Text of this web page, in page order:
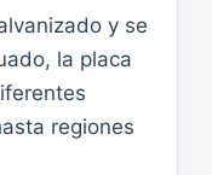
y se
la placa
regiones